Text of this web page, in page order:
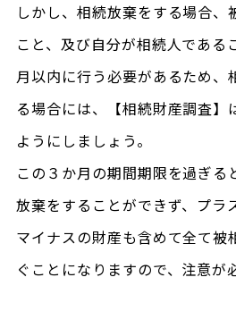
しかし、相続放棄をする場合、
こと、及び自分が相続人である
月以内に行う必要があるため、
る場合には、【相続財産調査】
ようにしましょう。
この３か月の期間期限を過ぎる
放棄をすることができず、プラ
マイナスの財産も含めて全て被
ぐことになりますので、注意が